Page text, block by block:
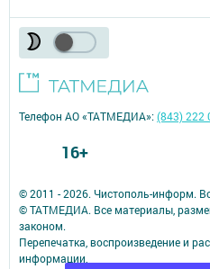
© 2011 - 2026. Чистополь-информ.
© ТАТМЕДИА. Все материалы,
законом.
Перепечатка, воспроизведение и
информации,
Телефон АО «ТАТМЕДИА»:(843) 222
16+